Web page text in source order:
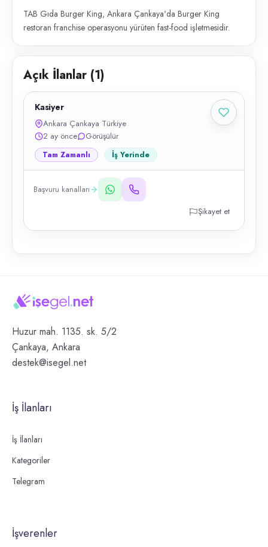
TAB Gıda Burger King, Ankara Çankaya'da Burger King
restoran franchise operasyonu yürüten fast-food işletmesidir.
Açık İlanlar (1)
Kasiyer
Ankara Çankaya Türkiye
2 ay önce
Görüşülür
Tam Zamanlı İş Yerinde
Başvuru kanalları
Şikayet et
Huzur mah. 1135. sk. 5/2
Çankaya, Ankara
destek@isegel.net
İş İlanları
İş İlanları
Kategoriler
Telegram
İşverenler